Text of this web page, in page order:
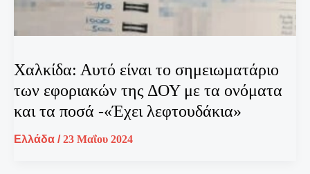
Χαλκίδα: Αυτό είναι το σημειωματάριο
των εφοριακών της ΔΟΥ με τα ονόματα
και τα ποσά -«Έχει λεφτουδάκια»
Ελλάδα /23 Μαΐου 2024